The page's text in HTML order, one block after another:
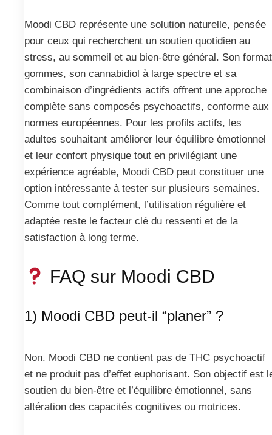
Moodi CBD représente une solution naturelle, pensée
pour ceux qui recherchent un soutien quotidien au
stress, au sommeil et au bien‑être général. Son format
gommes, son cannabidiol à large spectre et sa
combinaison d’ingrédients actifs offrent une approche
complète sans composés psychoactifs, conforme aux
normes européennes. Pour les profils actifs, les
adultes souhaitant améliorer leur équilibre émotionnel
et leur confort physique tout en privilégiant une
expérience agréable, Moodi CBD peut constituer une
option intéressante à tester sur plusieurs semaines.
Comme tout complément, l’utilisation régulière et
adaptée reste le facteur clé du ressenti et de la
satisfaction à long terme.
FAQ sur Moodi CBD
1) Moodi CBD peut-il “planer” ?
Non. Moodi CBD ne contient pas de THC psychoactif
et ne produit pas d’effet euphorisant. Son objectif est
soutien du bien‑être et l’équilibre émotionnel, sans
altération des capacités cognitives ou motrices.